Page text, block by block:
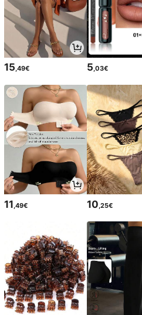
15,49€ 5,03€
11 ,49€ 10 ,25€